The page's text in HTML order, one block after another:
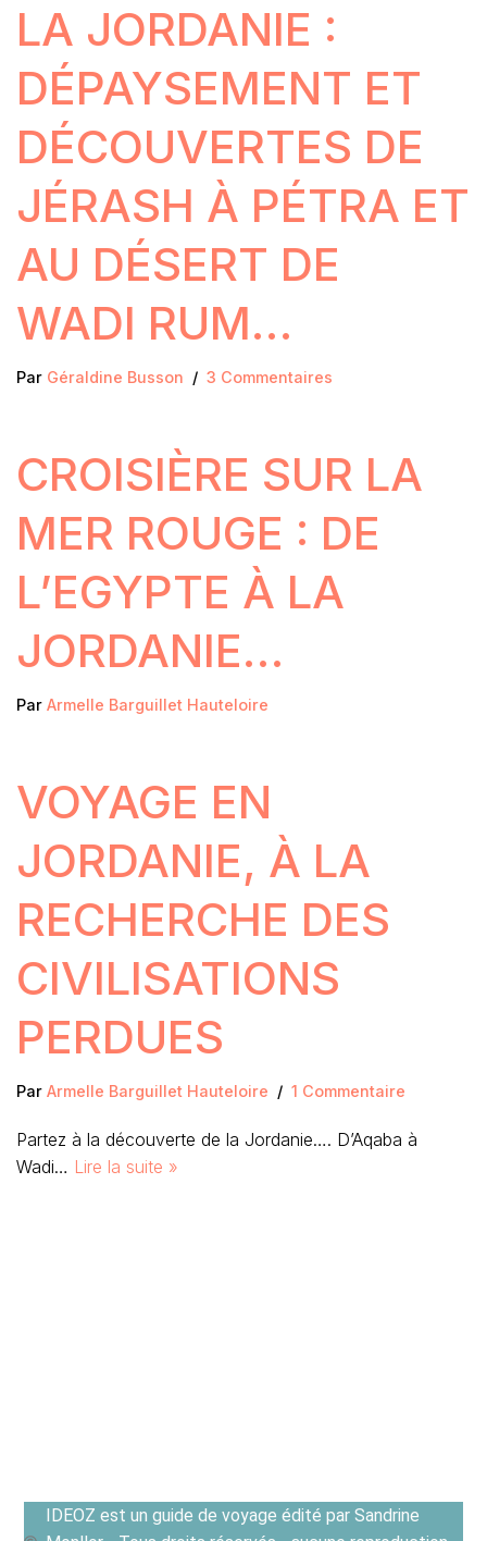
LA JORDANIE :
DÉPAYSEMENT ET
DÉCOUVERTES DE
JÉRASH À PÉTRA ET
AU DÉSERT DE
WADI RUM…
Par Géraldine Busson 3 Commentaires
CROISIÈRE SUR LA
MER ROUGE : DE
L’EGYPTE À LA
JORDANIE…
Par Armelle Barguillet Hauteloire
VOYAGE EN
JORDANIE, À LA
RECHERCHE DES
CIVILISATIONS
PERDUES
Par Armelle Barguillet Hauteloire 1 Commentaire
Partez à la découverte de la Jordanie…. D’Aqaba à
Wadi… Lire la suite »
IDEOZ est un guide de voyage édité par Sandrine